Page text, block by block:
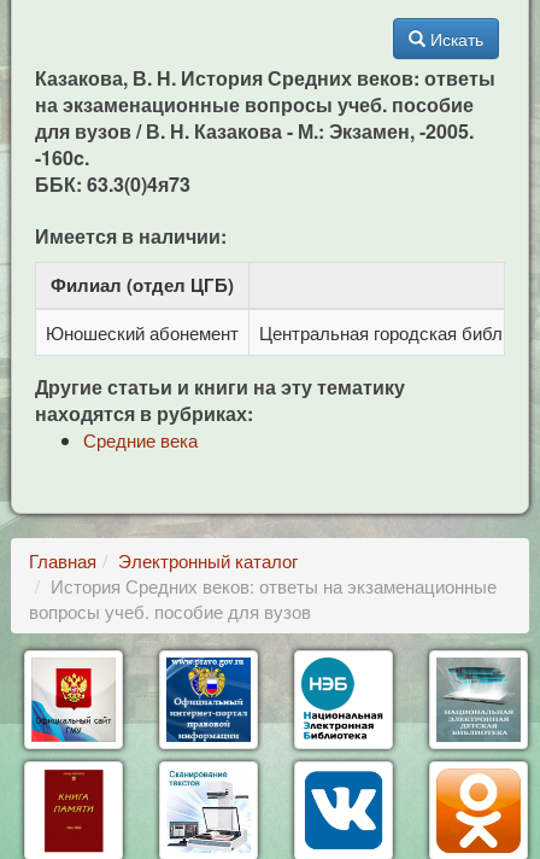
Искать
Казакова, В. Н. История Средних веков: ответы
на экзаменационные вопросы учеб. пособие
для вузов / В. Н. Казакова - М.: Экзамен, -2005.
-160c.
ББК: 63.3(0)4я73
Имеется в наличии:
Филиал (отдел ЦГБ)
Юношеский абонемент Центральная городская
Другие статьи и книги на эту тематику
находятся в рубриках:
Средние века
Главная
Электронный каталог
История Средних веков: ответы на экзаменационные
вопросы учеб. пособие для вузов